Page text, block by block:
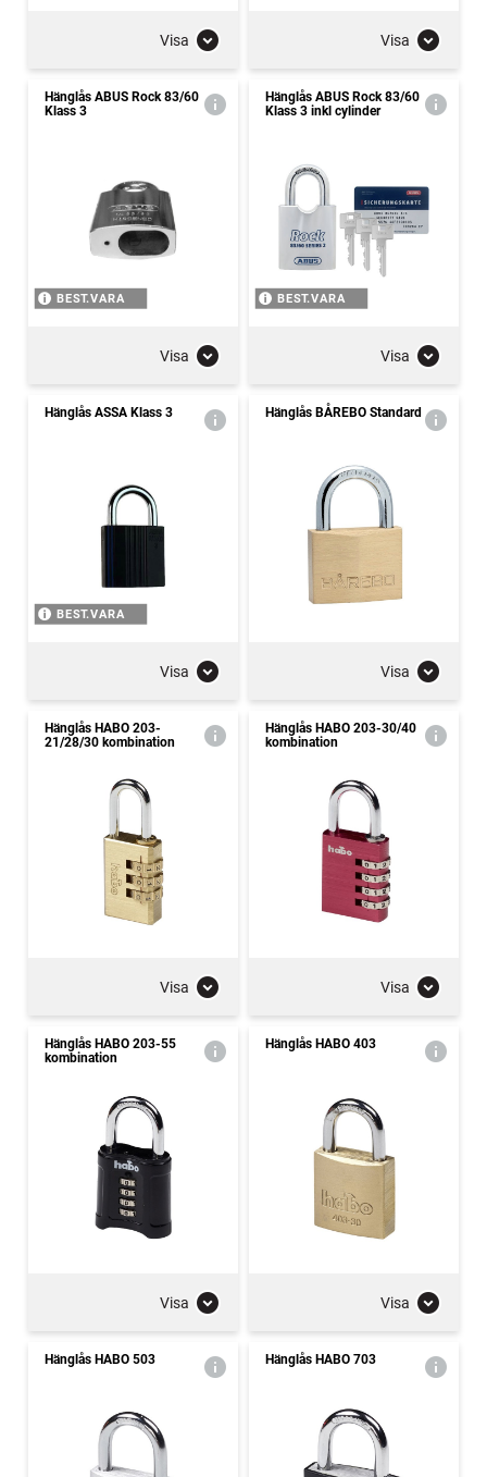
Visa Visa
Hänglås ABUS Rock 83/60
Klass 3
BEST.VARA
Visa
Hänglås ABUS Rock 83/60
Klass 3 inkl cylinder
BEST.VARA
Visa
Hänglås ASSA Klass 3
BEST.VARA
Visa
Hänglås BÅREBO Standard
Visa
Hänglås HABO 203-
21/28/30 kombination
Visa
Hänglås HABO 203-30/40
kombination
Visa
Hänglås HABO 203-55
kombination
Visa
Hänglås HABO 403
Visa
Hänglås HABO 503 Hänglås HABO 703